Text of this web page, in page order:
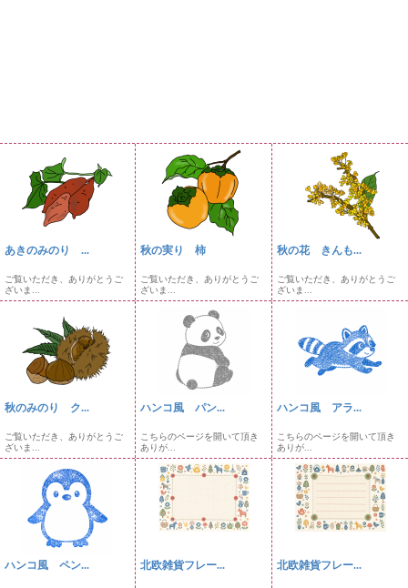
あきのみのり ...
ご覧いただき、ありがとうご
ざいま...
秋の実り 柿
ご覧いただき、ありがとうご
ざいま...
秋の花 きんも...
ご覧いただき、ありがとうご
ざいま...
秋のみのり ク...
ご覧いただき、ありがとうご
ざいま...
ハンコ風 パン...
こちらのページを開いて頂き
ありが...
ハンコ風 アラ...
こちらのページを開いて頂き
ありが...
ハンコ風 ペン... 北欧雑貨フレー... 北欧雑貨フレー...